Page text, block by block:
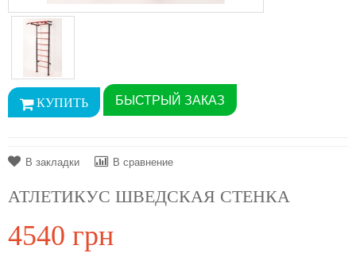
БЫСТРЫЙ ЗАКАЗ
В закладки В сравнение
АТЛЕТИКУС ШВЕДСКАЯ СТЕНКА
4540 грн